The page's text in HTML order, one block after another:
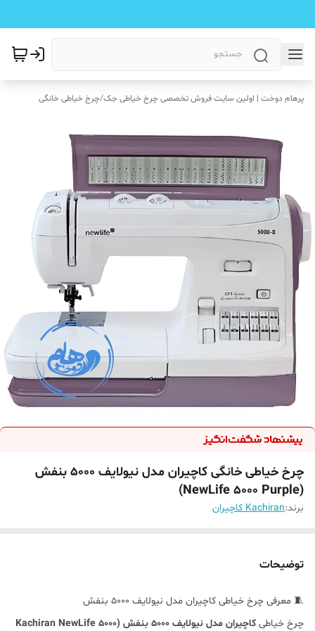
پرهام دوخت | اولین سایت فروش تخصصی چرخ خیاطی جک/چرخ خیاطی خانگی
چرخ خیاطی خانگی کاچیران مدل نیولایف 5000 بنفش
(NewLife 5000 Purple)
برند:Kachiran کاچیران
توضیحات
🧵 معرفی چرخ خیاطی کاچیران مدل نیولایف 5000 بنفش
چرخ خیاطی
کاچیران مدل نیولایف 5000 بنفش (Kachiran NewLife 5000